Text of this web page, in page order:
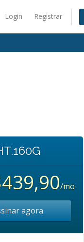
Login Registrar
/mo
agora